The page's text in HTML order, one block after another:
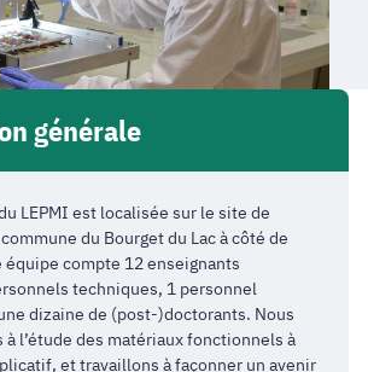
générale
LEPMI est localisée sur le site de
du Bourget du Lac à côté de
équipe compte 12 enseignants
techniques, 1 personnel
dizaine de (post-)doctorants. Nous
à l’étude des matériaux fonctionnels à
et travaillons à façonner un avenir